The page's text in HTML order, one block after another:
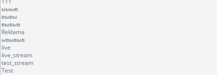
ыыыв
вывы
вывыв
Reklama
ывывыв
live
live_stream
test_stream
Test